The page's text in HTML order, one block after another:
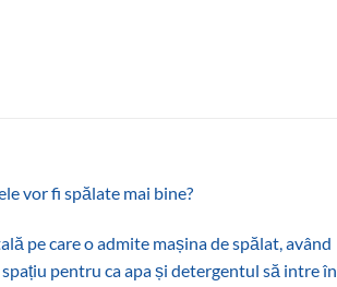
vor fi spălate mai bine?
pe care o admite mașina de spălat, având
pentru ca apa și detergentul să intre în